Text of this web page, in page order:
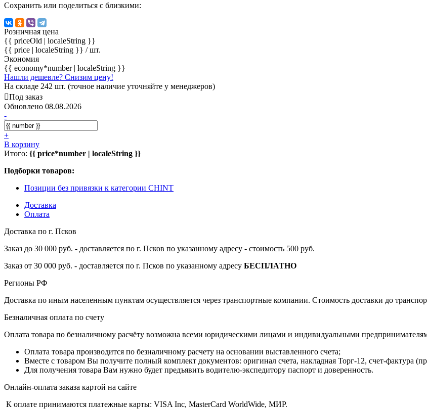
Сохранить или поделиться с близкими:
Розничная цена
{{ priceOld | localeString }}
{{ price | localeString }} / шт.
Экономия
{{ economy*number | localeString }}
Нашли дешевле? Снизим цену!
На складе 242 шт. (точное наличие уточняйте у менеджеров)
Под заказ
Обновлено 08.08.2026
-
+
В корзину
Итого: {{ price*number | localeString }}
Подборки товаров:
Позиции без привязки к категории CHINT
Доставка
Оплата
Доставка по г. Псков
Заказ до 30 000 руб. - доставляется по г. Псков по указанному адресу - стоимость 500 руб.
Заказ от 30 000 руб. - доставляется по г. Псков по указанному адресу БЕСПЛАТНО
Регионы РФ
Доставка по иным населенным пунктам осуществляется через транспортные компании. Стоимость доставки до
Безналичная оплата по счету
Оплата товара по безналичному расчёту возможна всеми юридическими лицами и индивидуальными
Оплата товара производится по безналичному расчету на основании выставленного счета;
Вместе с товаром Вы получите полный комплект документов: оригинал счета, накладная Торг-12, счет-фактура
Для получения товара Вам нужно будет предъявить водителю-экспедитору паспорт и доверенность.
Онлайн-оплата заказа картой на сайте
К оплате принимаются платежные карты: VISA Inc, MasterCard WorldWide, МИР.